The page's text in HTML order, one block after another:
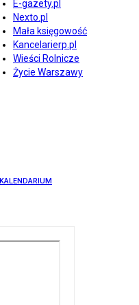
E-gazety.pl
Nexto.pl
Mała księgowość
Kancelarierp.pl
Wieści Rolnicze
Życie Warszawy
KALENDARIUM